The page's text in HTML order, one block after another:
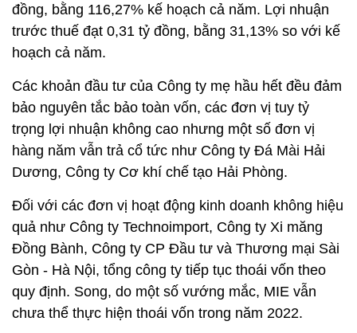
đồng, bằng 116,27% kế hoạch cả năm. Lợi nhuận
trước thuế đạt 0,31 tỷ đồng, bằng 31,13% so với kế
hoạch cả năm.
Các khoản đầu tư của Công ty mẹ hầu hết đều đảm
bảo nguyên tắc bảo toàn vốn, các đơn vị tuy tỷ
trọng lợi nhuận không cao nhưng một số đơn vị
hàng năm vẫn trả cổ tức như Công ty Đá Mài Hải
Dương, Công ty Cơ khí chế tạo Hải Phòng.
Đối với các đơn vị hoạt động kinh doanh không hiệu
quả như Công ty Technoimport, Công ty Xi măng
Đồng Bành, Công ty CP Đầu tư và Thương mại Sài
Gòn - Hà Nội, tổng công ty tiếp tục thoái vốn theo
quy định. Song, do một số vướng mắc, MIE vẫn
chưa thể thực hiện thoái vốn trong năm 2022.